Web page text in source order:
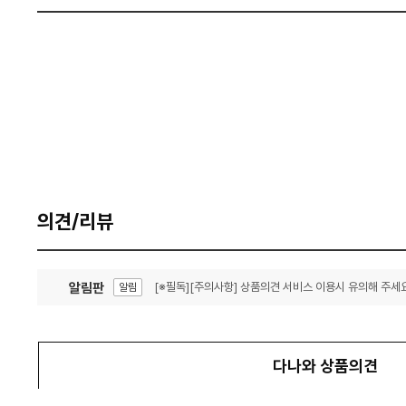
의견/리뷰
알림판 알림 [※필독][주의사항] 상품의견 서비스 이용시 유의해 주세
다나와 상품의견